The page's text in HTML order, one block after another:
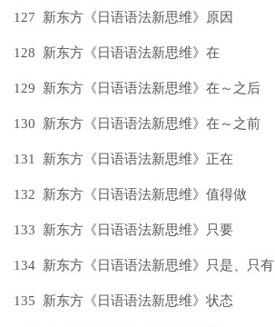
127 新东方《日语语法新思维》原因
128 新东方《日语语法新思维》在
129 新东方《日语语法新思维》在～之后
130 新东方《日语语法新思维》在～之前
131 新东方《日语语法新思维》正在
132 新东方《日语语法新思维》值得做
133 新东方《日语语法新思维》只要
134 新东方《日语语法新思维》只是、只有
135 新东方《日语语法新思维》状态